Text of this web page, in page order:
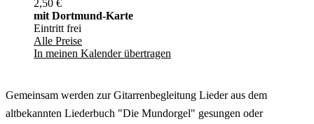
2,50 €
mit Dortmund-Karte
Eintritt frei
Alle Preise
In meinen Kalender übertragen
Gemeinsam werden zur Gitarrenbegleitung Lieder aus dem
altbekannten Liederbuch "Die Mundorgel" gesungen oder